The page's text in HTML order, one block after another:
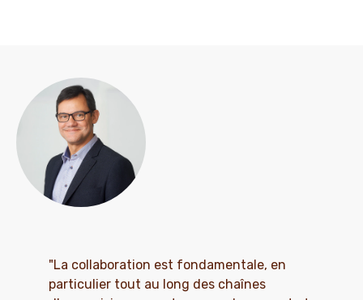
"La collaboration est fondamentale, en
particulier tout au long des chaînes